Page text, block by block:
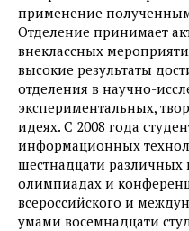
применение
Отделение принимает
внеклассных
высокие результаты
отделения в научно-
экспериментальных,
идеях. С 2008 года
информационных
шестнадцати различных
олимпиадах и
всероссийского и
умами восемнадцати